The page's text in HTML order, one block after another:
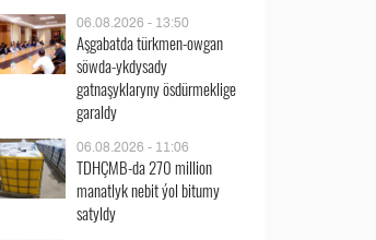
06.08.2026 - 13:50
Aşgabatda türkmen-owgan
söwda-ykdysady
gatnaşyklaryny ösdürmeklige
garaldy
06.08.2026 - 11:06
TDHÇMB-da 270 million
manatlyk nebit ýol bitumy
satyldy